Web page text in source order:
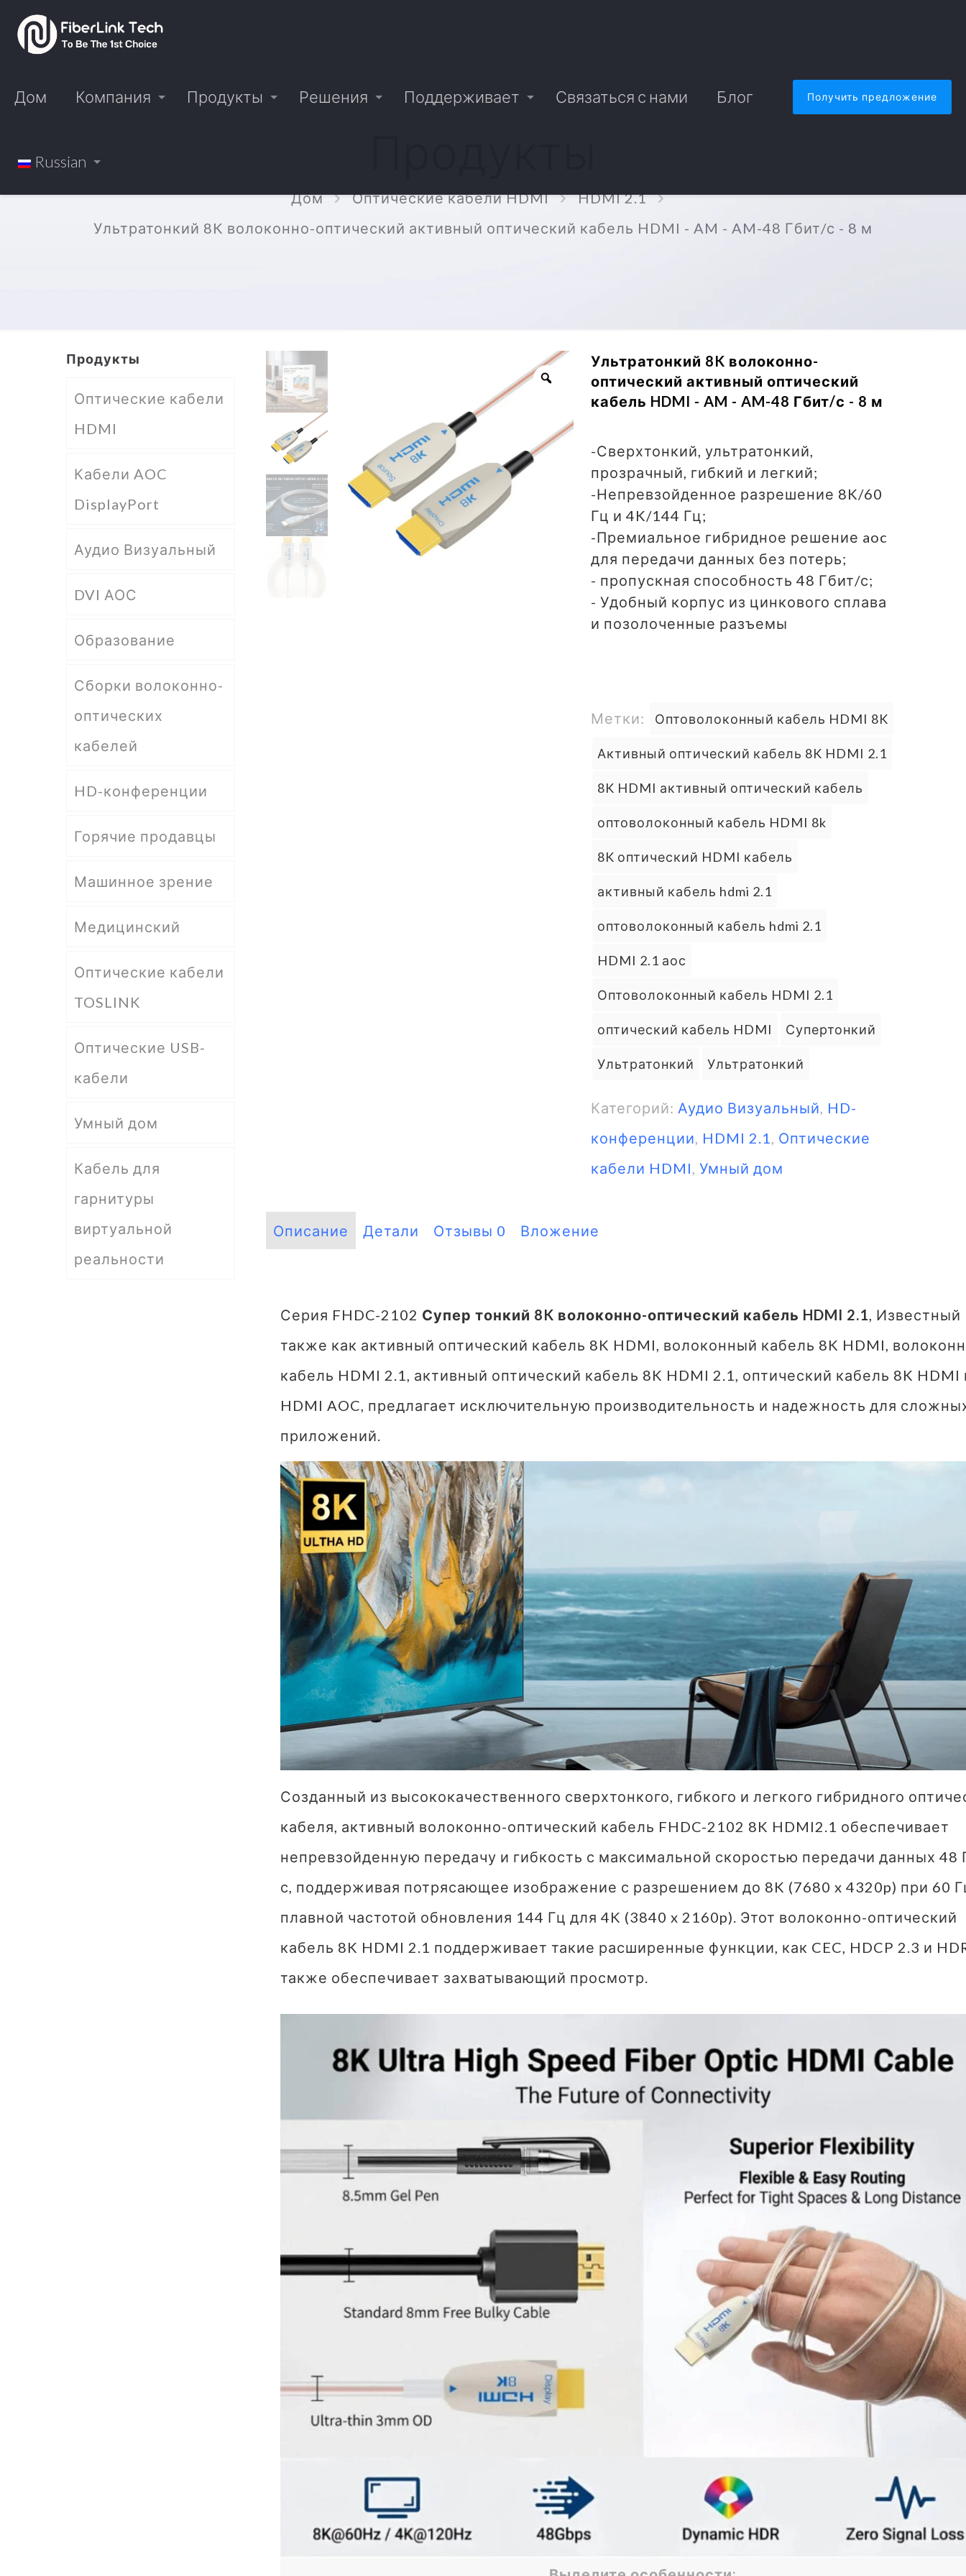
Дом Компания Продукты Решения Поддерживает Связаться с нами Блог
Russian
Получить предложение
Дом Оптические кабели HDMI
HDMI 2.1
Ультратонкий 8K волоконно-оптический активный оптический кабель HDMI - AM - AM-48 Гбит/с - 8 м
Ультратонкий 8K волоконно-
оптический активный оптический
кабель HDMI - AM - AM-48 Гбит/с - 8 м
-Сверхтонкий, ультратонкий,
прозрачный, гибкий и легкий;
-Непревзойденное разрешение 8K/60
Гц и 4K/144 Гц;
-Премиальное гибридное решение aoc
для передачи данных без потерь;
- пропускная способность 48 Гбит/с;
- Удобный корпус из цинкового сплава
и позолоченные разъемы
Метки: Оптоволоконный кабель HDMI 8K
Активный оптический кабель 8K HDMI 2.1
8K HDMI активный оптический кабель
оптоволоконный кабель HDMI 8k
8K оптический HDMI кабель
активный кабель hdmi 2.1
оптоволоконный кабель hdmi 2.1
HDMI 2.1 аос
Оптоволоконный кабель HDMI 2.1
оптический кабель HDMI Супертонкий
Ультратонкий Ультратонкий
Категорий: Аудио Визуальный, HD-
конференции, HDMI 2.1, Оптические
кабели HDMI, Умный дом
Описание Детали Отзывы 0 Вложение
Серия FHDC-2102 Супер тонкий 8K волоконно-оптический кабель HDMI 2.1, Известный
также как активный оптический кабель 8K HDMI, волоконный кабель 8K HDMI,
кабель HDMI 2.1, активный оптический кабель 8K HDMI 2.1, оптический кабель 8K HDMI
HDMI AOC, предлагает исключительную производительность и надежность для
приложений.
Созданный из высококачественного сверхтонкого, гибкого и легкого гибридного
кабеля, активный волоконно-оптический кабель FHDC-2102 8K HDMI2.1 обеспечивает
непревзойденную передачу и гибкость с максимальной скоростью передачи данных 48
с, поддерживая потрясающее изображение с разрешением до 8K (7680 x 4320p) при 60
плавной частотой обновления 144 Гц для 4K (3840 x 2160p). Этот волоконно-оптический
кабель 8K HDMI 2.1 поддерживает такие расширенные функции, как CEC, HDCP 2.3 и
также обеспечивает захватывающий просмотр.
Продукты
Оптические кабели
HDMI
Кабели AOC
DisplayPort
Аудио Визуальный
DVI АОС
Образование
Сборки волоконно-
оптических
кабелей
HD-конференции
Горячие продавцы
Машинное зрение
Медицинский
Оптические кабели
TOSLINK
Оптические USB-
кабели
Умный дом
Кабель для
гарнитуры
виртуальной
реальности